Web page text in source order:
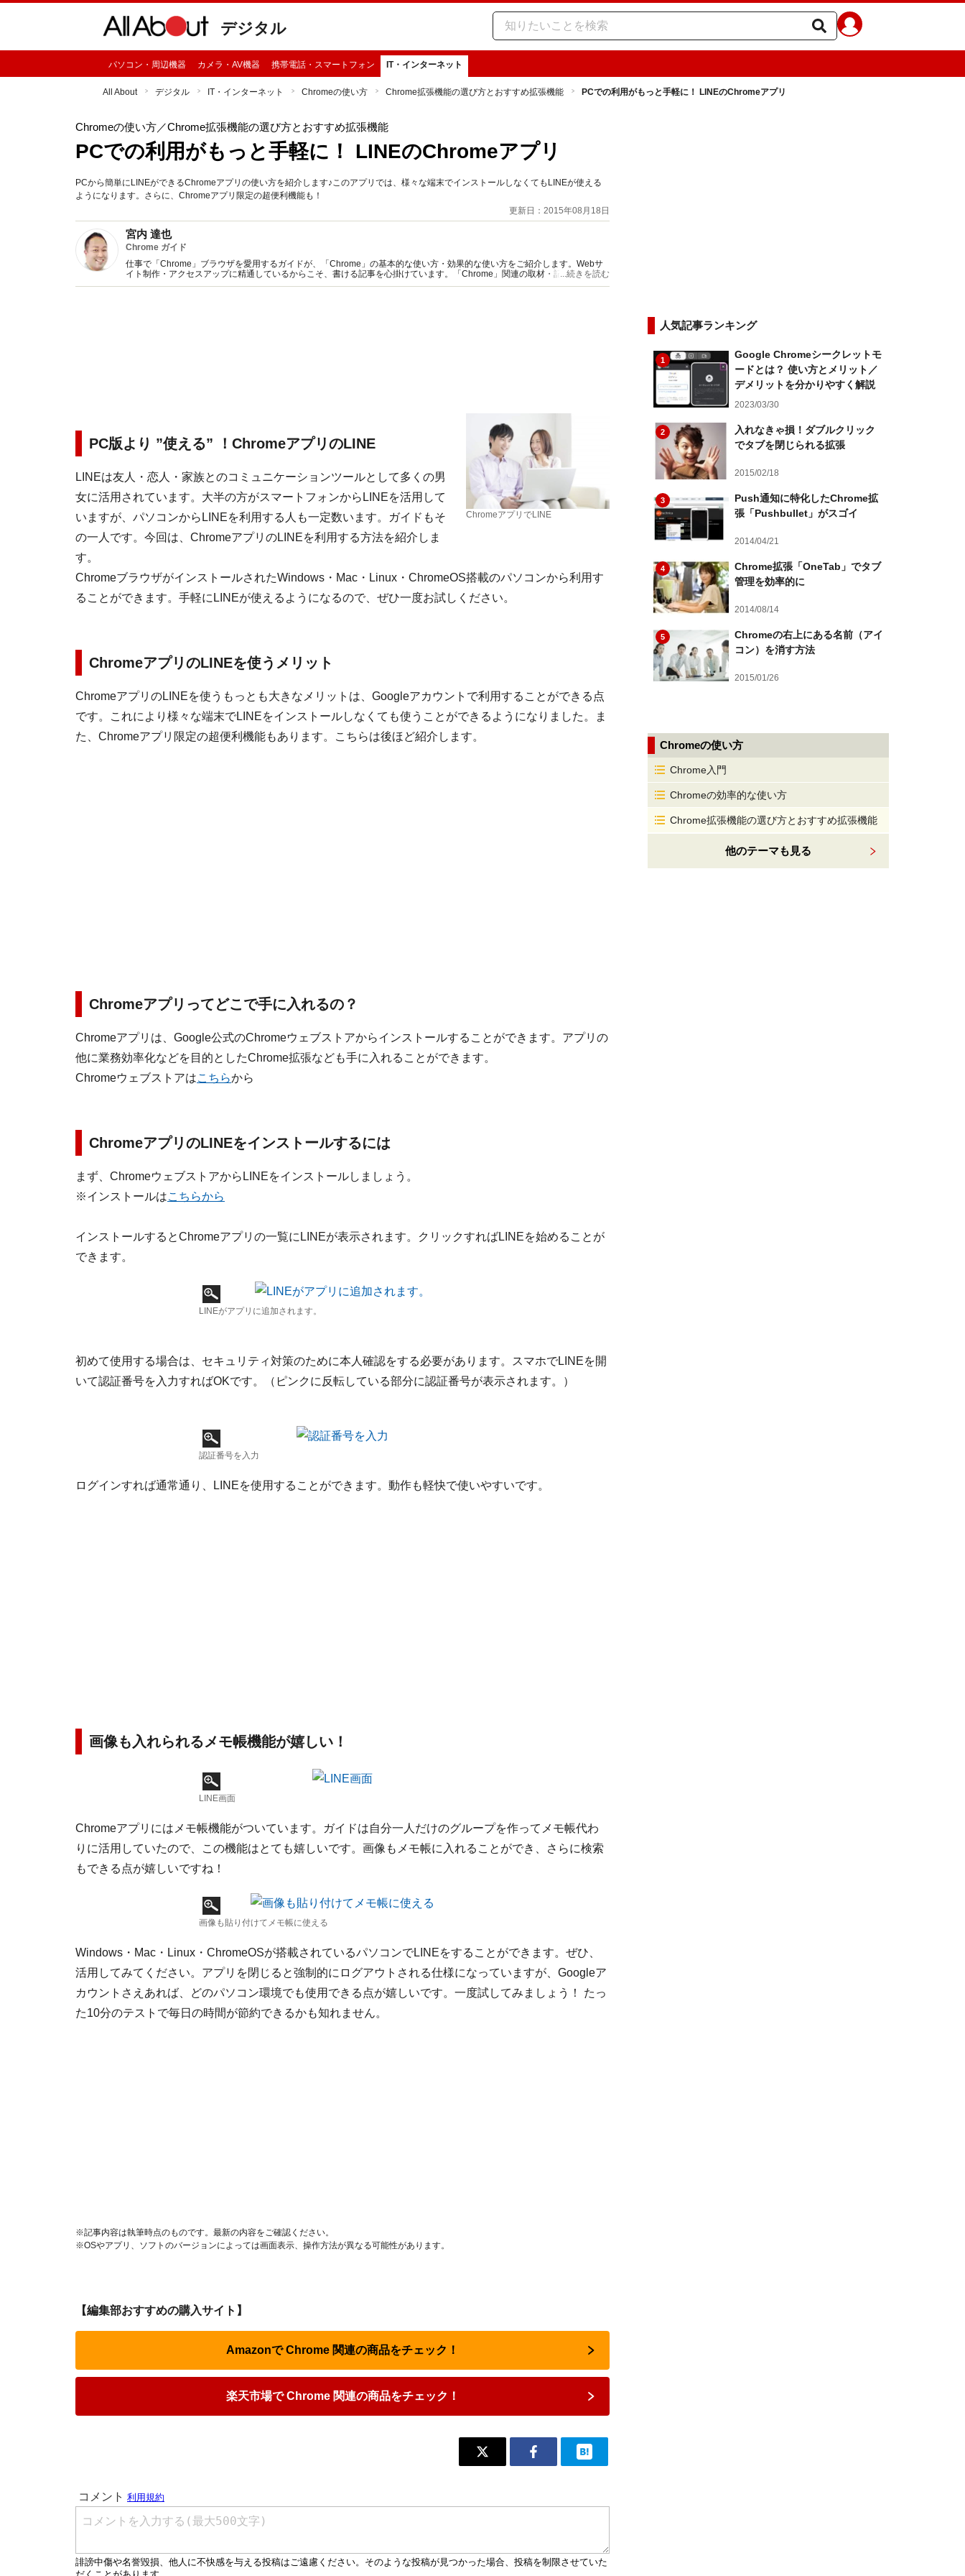
デジタル
パソコン・周辺機器 カメラ・AV機器 携帯電話・スマートフォン IT・インターネット
All About デジタル IT・インターネット Chromeの使い方 Chrome拡張機能の選び方とおすすめ拡張機能 PCでの利用がもっと手軽に！ LINEのChromeアプリ
Chromeの使い方／Chrome拡張機能の選び方とおすすめ拡張機能
PCでの利用がもっと手軽に！ LINEのChromeアプリ
PCから簡単にLINEができるChromeアプリの使い方を紹介します♪このアプリでは、様々な端末でインストールしなくてもLINEが使える
ようになります。さらに、Chromeアプリ限定の超便利機能も！
更新日：2015年08月18日
宮内 達也
Chrome ガイド
仕事で「Chrome」ブラウザを愛用するガイドが、「Chrome」の基本的な使い方・効果的な使い方をご紹介します。Webサ
イト制作・アクセスアップに精通しているからこそ、書ける記事を心掛けています。「Chrome」関連の取材・記事執筆、お
任せください。
...続きを読む
ChromeアプリでLINE
PC版より ”使える” ！ChromeアプリのLINE
LINEは友人・恋人・家族とのコミュニケーションツールとして多くの男
女に活用されています。大半の方がスマートフォンからLINEを活用して
いますが、パソコンからLINEを利用する人も一定数います。ガイドもそ
の一人です。今回は、ChromeアプリのLINEを利用する方法を紹介しま
す。
ChromeブラウザがインストールされたWindows・Mac・Linux・ChromeOS搭載のパソコンから利用す
ることができます。手軽にLINEが使えるようになるので、ぜひ一度お試しください。
ChromeアプリのLINEを使うメリット
ChromeアプリのLINEを使うもっとも大きなメリットは、Googleアカウントで利用することができる点
です。これにより様々な端末でLINEをインストールしなくても使うことができるようになりました。ま
た、Chromeアプリ限定の超便利機能もあります。こちらは後ほど紹介します。
Chromeアプリってどこで手に入れるの？
Chromeアプリは、Google公式のChromeウェブストアからインストールすることができます。アプリの
他に業務効率化などを目的としたChrome拡張なども手に入れることができます。
Chromeウェブストアはこちらから
ChromeアプリのLINEをインストールするには
まず、ChromeウェブストアからLINEをインストールしましょう。
※インストールはこちらから
インストールするとChromeアプリの一覧にLINEが表示されます。クリックすればLINEを始めることが
できます。
LINEがアプリに追加されます。
初めて使用する場合は、セキュリティ対策のために本人確認をする必要があります。スマホでLINEを開
いて認証番号を入力すればOKです。（ピンクに反転している部分に認証番号が表示されます。）
認証番号を入力
ログインすれば通常通り、LINEを使用することができます。動作も軽快で使いやすいです。
画像も入れられるメモ帳機能が嬉しい！
LINE画面
Chromeアプリにはメモ帳機能がついています。ガイドは自分一人だけのグループを作ってメモ帳代わ
りに活用していたので、この機能はとても嬉しいです。画像もメモ帳に入れることができ、さらに検索
もできる点が嬉しいですね！
画像も貼り付けてメモ帳に使える
Windows・Mac・Linux・ChromeOSが搭載されているパソコンでLINEをすることができます。ぜひ、
活用してみてください。アプリを閉じると強制的にログアウトされる仕様になっていますが、Googleア
カウントさえあれば、どのパソコン環境でも使用できる点が嬉しいです。一度試してみましょう！ たっ
た10分のテストで毎日の時間が節約できるかも知れません。
※記事内容は執筆時点のものです。最新の内容をご確認ください。
※OSやアプリ、ソフトのバージョンによっては画面表示、操作方法が異なる可能性があります。
【編集部おすすめの購入サイト】
Amazonで Chrome 関連の商品をチェック！
楽天市場で Chrome 関連の商品をチェック！
人気記事ランキング
1
Google Chromeシークレットモ
ードとは？ 使い方とメリット／
デメリットを分かりやすく解説
2023/03/30
2
入れなきゃ損！ダブルクリック
でタブを閉じられる拡張
2015/02/18
3
Push通知に特化したChrome拡
張「Pushbullet」がスゴイ
2014/04/21
4
Chrome拡張「OneTab」でタブ
管理を効率的に
2014/08/14
5
Chromeの右上にある名前（アイ
コン）を消す方法
2015/01/26
Chromeの使い方
Chrome入門
Chromeの効率的な使い方
Chrome拡張機能の選び方とおすすめ拡張機能
他のテーマも見る